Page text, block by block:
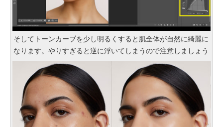
そしてトーンカーブを少し明るくすると肌全体が自然に綺麗に
なります。やりすぎると逆に浮いてしまうので注意しましょう